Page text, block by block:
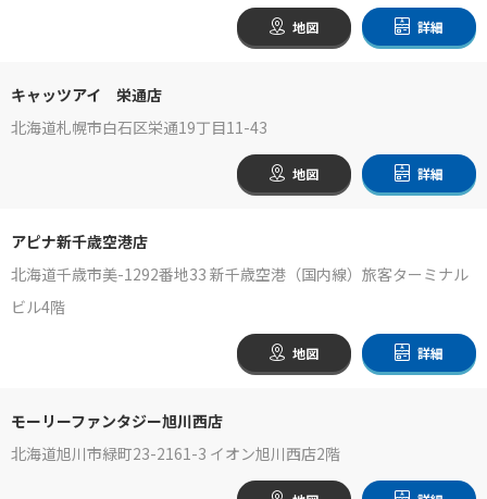
地図 詳細
キャッツアイ 栄通店
北海道札幌市白石区栄通19丁目11-43
地図 詳細
アピナ新千歳空港店
北海道千歳市美-1292番地33 新千歳空港（国内線）旅客ターミナル
ビル4階
地図 詳細
モーリーファンタジー旭川西店
北海道旭川市緑町23-2161-3 イオン旭川西店2階